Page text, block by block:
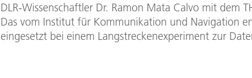
DLR-Wissenschaftler Dr. Ramon Mata Calvo mit dem
Das vom Institut für Kommunikation und Navigation
eingesetzt bei einem Langstreckenexperiment zur